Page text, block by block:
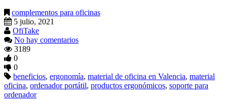
complementos para oficinas
5 julio, 2021
OfiTake
No hay comentarios
3189
0
0
beneficios, ergonomía, material de oficina en Valencia, material
oficina, ordenador portátil, productos ergonómicos, soporte para
ordenador